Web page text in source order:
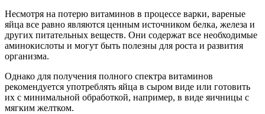
Несмотря на потерю витаминов в процессе варки, вареные
яйца все равно являются ценным источником белка, железа и
других питательных веществ. Они содержат все необходимые
аминокислоты и могут быть полезны для роста и развития
организма.
Однако для получения полного спектра витаминов
рекомендуется употреблять яйца в сыром виде или готовить
их с минимальной обработкой, например, в виде яичницы с
мягким желтком.